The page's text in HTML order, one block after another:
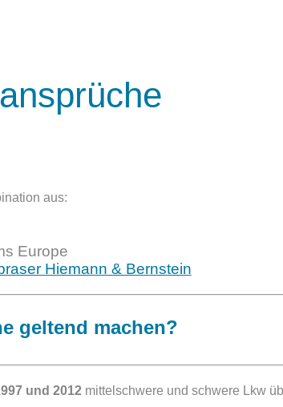
aus:
Europe
Hiemann & Bernstein
geltend machen?
und 2012mittelschwere und schwere Lkw